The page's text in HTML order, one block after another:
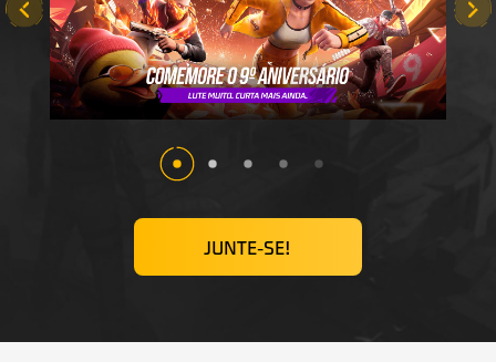
JUNTE-SE!